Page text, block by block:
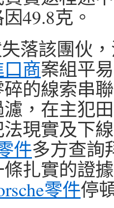
49.8克。
落該團伙
商案組平
的線索串
，在主犯
現實及下
件多方查詢
扎實的證
零件停